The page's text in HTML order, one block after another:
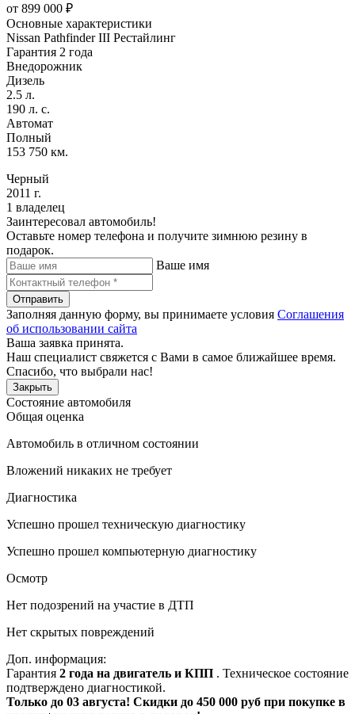
от 899 000 ₽
Основные характеристики
Nissan Pathfinder III Рестайлинг
Гарантия 2 года
Внедорожник
Дизель
2.5 л.
190 л. с.
Автомат
Полный
153 750 км.
Черный
2011 г.
1 владелец
Заинтересовал автомобиль!
Оставьте номер телефона и получите зимнюю резину в
подарок.
Ваше имя
Отправить
Заполняя данную форму, вы принимаете условия Соглашения
об использовании сайта
Ваша заявка принята.
Наш специалист свяжется с Вами в самое ближайшее время.
Спасибо, что выбрали нас!
Закрыть
Состояние автомобиля
Общая оценка
Автомобиль в отличном состоянии
Вложений никаких не требует
Диагностика
Успешно прошел техническую диагностику
Успешно прошел компьютерную диагностику
Осмотр
Нет подозрений на участие в ДТП
Нет скрытых повреждений
Доп. информация:
Гарантия 2 года на двигатель и КПП . Техническое состояние
подтверждено диагностикой.
Только до 03 августа! Скидки до 450 000 руб при покупке в